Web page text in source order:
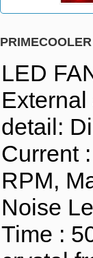
LED
detail:
Current
RPM,
Noise
Time :